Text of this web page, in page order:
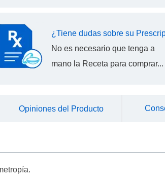
¿Tiene dudas sobre su
No es necesario que tenga a
mano la Receta para comprar...
Opiniones del Producto